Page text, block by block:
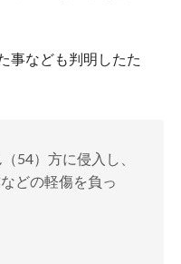
事なども判明したた
54）方に侵入し、
どの軽傷を負っ